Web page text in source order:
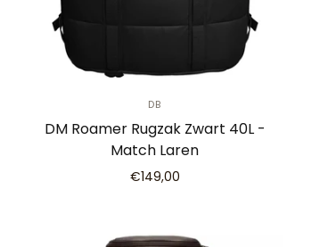
DB
DM Roamer Rugzak Zwart 40L -
Match Laren
€149,00